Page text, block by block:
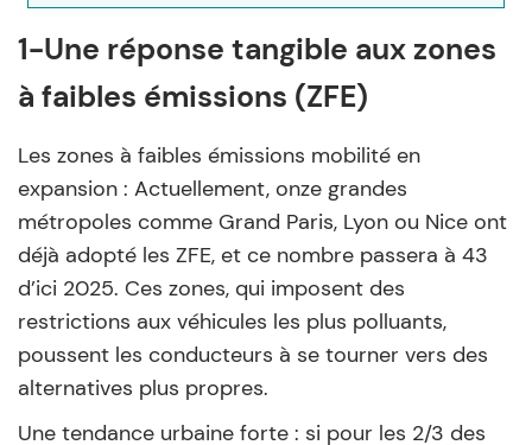
1-Une réponse tangible aux zones
à faibles émissions (ZFE)
Les zones à faibles émissions mobilité en
expansion : Actuellement, onze grandes
métropoles comme Grand Paris, Lyon ou Nice ont
déjà adopté les ZFE, et ce nombre passera à 43
d’ici 2025. Ces zones, qui imposent des
restrictions aux véhicules les plus polluants,
poussent les conducteurs à se tourner vers des
alternatives plus propres.
Une tendance urbaine forte : si pour les 2/3 des